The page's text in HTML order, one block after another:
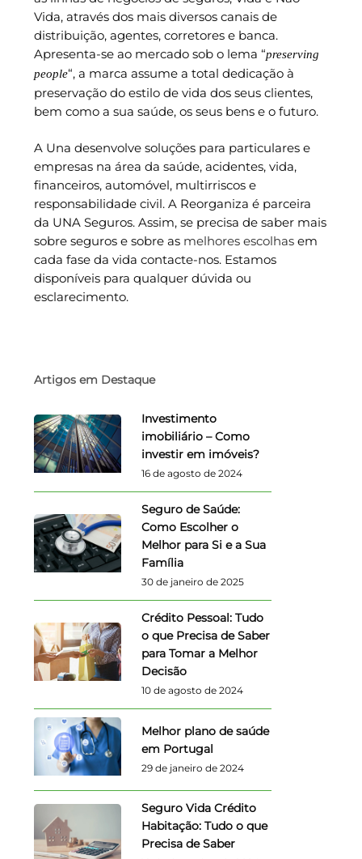
Vida, através dos mais diversos canais de
distribuição, agentes, corretores e banca.
Apresenta-se ao mercado sob o lema “preserving
people“, a marca assume a total dedicação à
preservação do estilo de vida dos seus clientes,
bem como a sua saúde, os seus bens e o futuro.
A Una desenvolve soluções para particulares e
empresas na área da saúde, acidentes, vida,
financeiros, automóvel, multirriscos e
responsabilidade civil. A Reorganiza é parceira
da UNA Seguros. Assim, se precisa de saber mais
sobre seguros e sobre as melhores escolhasem
cada fase da vida contacte-nos. Estamos
disponíveis para qualquer dúvida ou
esclarecimento.
Artigos em Destaque
Investimento
imobiliário – Como
investir em imóveis?
16 de agosto de 2024
Seguro de Saúde:
Como Escolher o
Melhor para Si e a Sua
Família
30 de janeiro de 2025
Crédito Pessoal: Tudo
o que Precisa de Saber
para Tomar a Melhor
Decisão
10 de agosto de 2024
Melhor plano de saúde
em Portugal
29 de janeiro de 2024
Seguro Vida Crédito
Habitação: Tudo o que
Precisa de Saber